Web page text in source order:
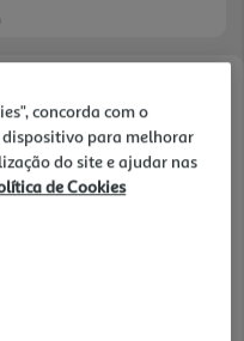
concorda com o
dispositivo para melhorar
do site e ajudar nas
de Cookies